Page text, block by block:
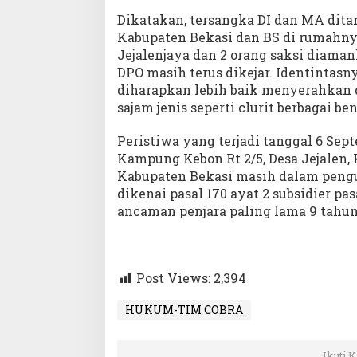
Dikatakan, tersangka DI dan MA
Kabupaten Bekasi dan BS di
Jejalenjaya dan 2 orang saksi
DPO masih terus dikejar.
diharapkan lebih baik
sajam jenis seperti clurit berbagai
Peristiwa yang terjadi tanggal 6
Kampung Kebon Rt 2/5, Desa
Kabupaten Bekasi masih dalam
dikenai pasal 170 ayat 2 subsidier
ancaman penjara paling lama 9
Post Views: 2,394
HUKUM-TIM COBRA